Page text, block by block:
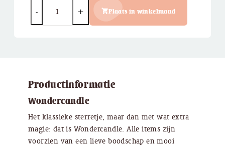
Plaats in winkelmand
Productinformatie
Wondercandle
Het klassieke sterretje, maar dan met wat extra
magie: dat is Wondercandle. Alle items zijn
voorzien van een lieve boodschap en mooi